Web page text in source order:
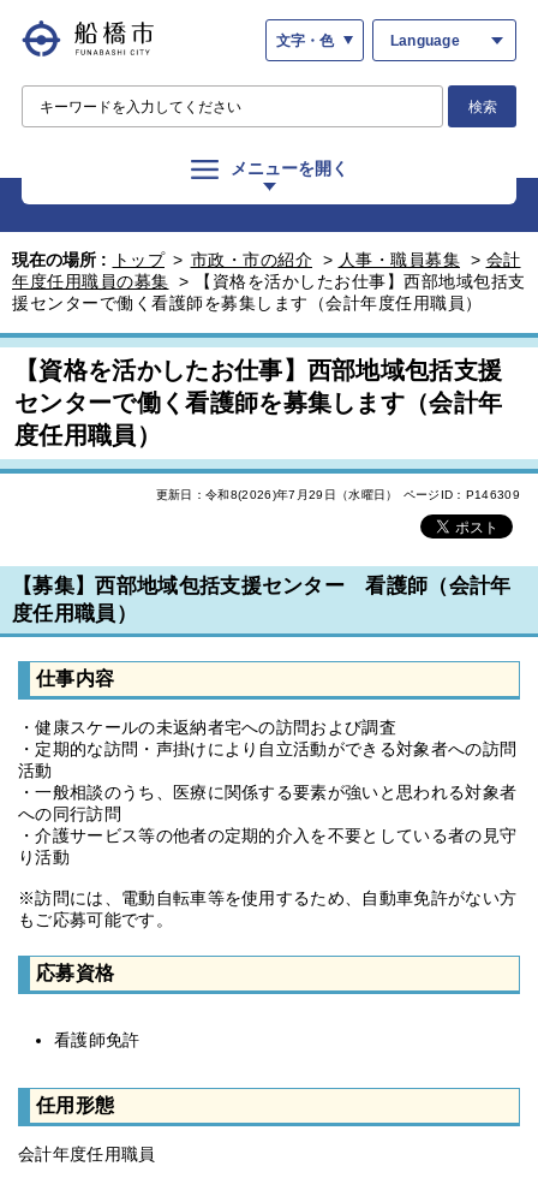
文字・色 Language
検索
メニューを開く
現在の場所 : トップ > 市政・市の紹介 > 人事・職員募集 > 会計
年度任用職員の募集 >
【資格を活かしたお仕事】西部地域包括支
援センターで働く看護師を募集します（会計年度任用職員）
【資格を活かしたお仕事】西部地域包括支援
センターで働く看護師を募集します（会計年
度任用職員）
更新日：令和8(2026)年7月29日（水曜日） ページID：P146309
【募集】西部地域包括支援センター 看護師（会計年
度任用職員）
仕事内容
・健康スケールの未返納者宅への訪問および調査
・定期的な訪問・声掛けにより自立活動ができる対象者への訪問
活動
・一般相談のうち、医療に関係する要素が強いと思われる対象者
への同行訪問
・介護サービス等の他者の定期的介入を不要としている者の見守
り活動
※訪問には、電動自転車等を使用するため、自動車免許がない方
もご応募可能です。
応募資格
看護師免許
任用形態
会計年度任用職員